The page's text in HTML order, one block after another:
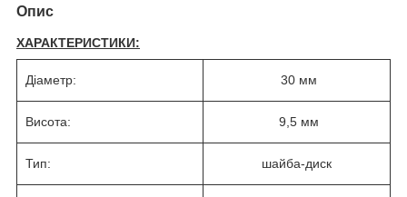
Опис
ХАРАКТЕРИСТИКИ:
Діаметр: 30 мм
Висота: 9,5 мм
Тип: шайба-диск